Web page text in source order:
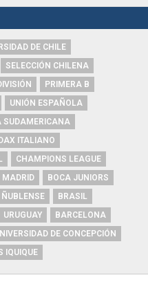
DE CHILE
SELECCIÓN CHILENA
PRIMERA B
UNIÓN ESPAÑOLA
SUDAMERICANA
ITALIANO
CHAMPIONS LEAGUE
MADRID
BOCA JUNIORS
ÑUBLENSE
BRASIL
URUGUAY
BARCELONA
DE CONCEPCIÓN
IQUIQUE